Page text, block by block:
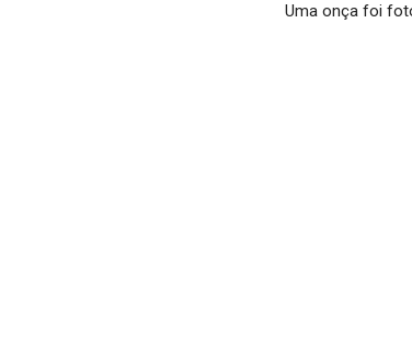
Uma onça foi